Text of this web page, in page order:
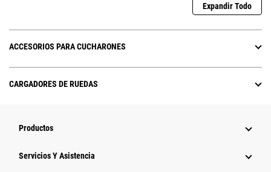
Expandir Todo
ACCESORIOS PARA CUCHARONES
CARGADORES DE RUEDAS
Productos
Servicios Y Asistencia